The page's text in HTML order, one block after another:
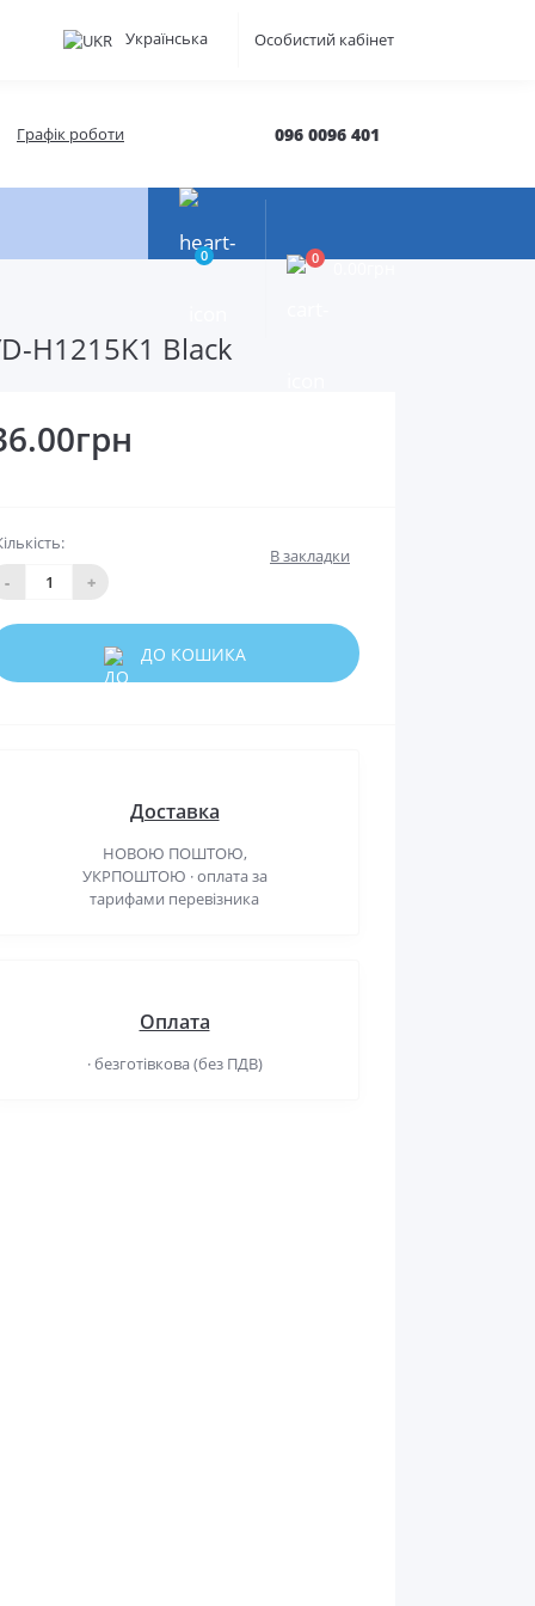
Українська Особистий кабінет
Графік роботи 096 0096 401
0 0
H1215K1 Black
-
+
В закладки
ДО КОШИКА
Доставка
НОВОЮ ПОШТОЮ,
УКРПОШТОЮ · оплата за
тарифами перевізника
Оплата
· безготівкова (без ПДВ)